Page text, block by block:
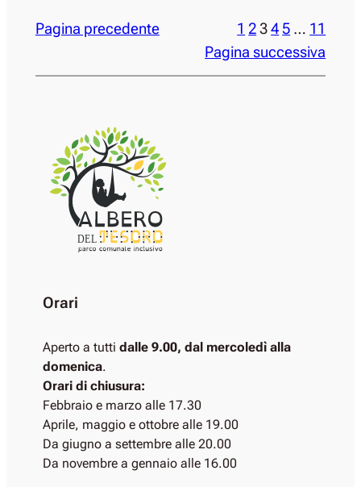
Pagina precedente 1 234 5 … 11
Pagina successiva
DEL
Orari
Aperto a tutti dalle 9.00, dal mercoledì alla
domenica.
Orari di chiusura:
Febbraio e marzo alle 17.30
Aprile, maggio e ottobre alle 19.00
Da giugno a settembre alle 20.00
Da novembre a gennaio alle 16.00